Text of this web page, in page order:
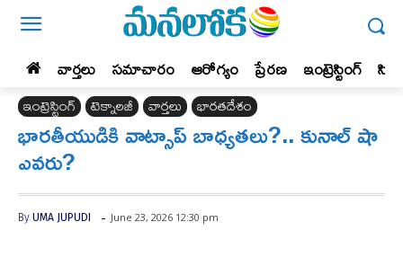
వార్తలు సమాచారం ఆరోగ్యం ప్రేర‌ణ‌ ఇంట్రెస్టింగ్‌
ఇంట్రెస్టింగ్‌ టెక్నాలజీ వార్తలు భారతదేశం
భారతీయుడికి వాట్సాప్‌ బాధ్యతలు?.. కునాల్ షా
ఎవరు?
By UMA JUPUDI - June 23, 2026 12:30 pm